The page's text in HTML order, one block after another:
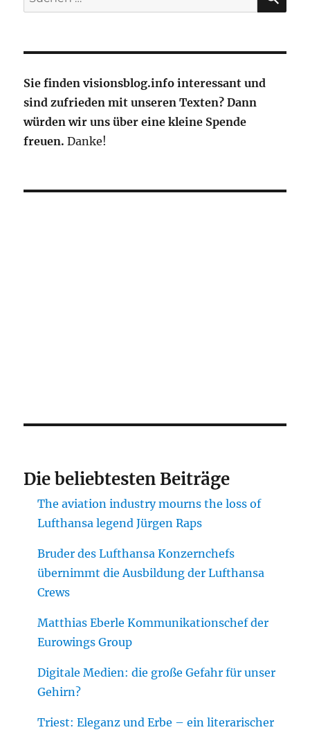
nach:
Sie finden visionsblog.info interessant und
sind zufrieden mit unseren Texten? Dann
würden wir uns über eine kleine Spende
freuen. Danke!
Die beliebtesten Beiträge
The aviation industry mourns the loss of
Lufthansa legend Jürgen Raps
Bruder des Lufthansa Konzernchefs
übernimmt die Ausbildung der Lufthansa
Crews
Matthias Eberle Kommunikationschef der
Eurowings Group
Digitale Medien: die große Gefahr für unser
Gehirn?
Triest: Eleganz und Erbe – ein literarischer